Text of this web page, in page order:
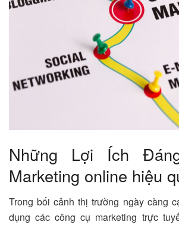
Những Lợi Ích
Marketing online hiệu
Trong bối cảnh thị trường ngày càng
dụng các công cụ marketing trực